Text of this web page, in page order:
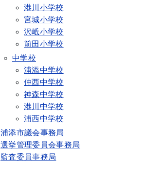
港川小学校
宮城小学校
沢岻小学校
前田小学校
中学校
浦添中学校
仲西中学校
神森中学校
港川中学校
浦西中学校
浦添市議会事務局
選挙管理委員会事務局
監査委員事務局